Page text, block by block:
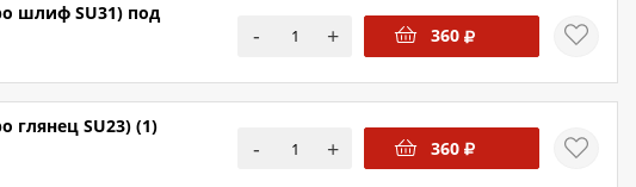
шлиф SU31) под
- + 360
глянец SU23) (1)
- + 360